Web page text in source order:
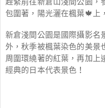
包圍著，陽光灑在楓葉🍁上
新倉淺間公園是國際攝影名
外，秋季被楓葉染色的美
周圍環繞著的紅葉，再加上
經典的日本代表景色！